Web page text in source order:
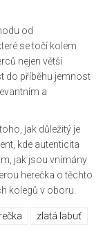
od
se točí kolem
nejen větší
do příběhu jemnost
a
jak důležitý je
kde autenticita
jak jsou vnímány
herečka o těchto
kolegů v oboru.
zlatá labuť